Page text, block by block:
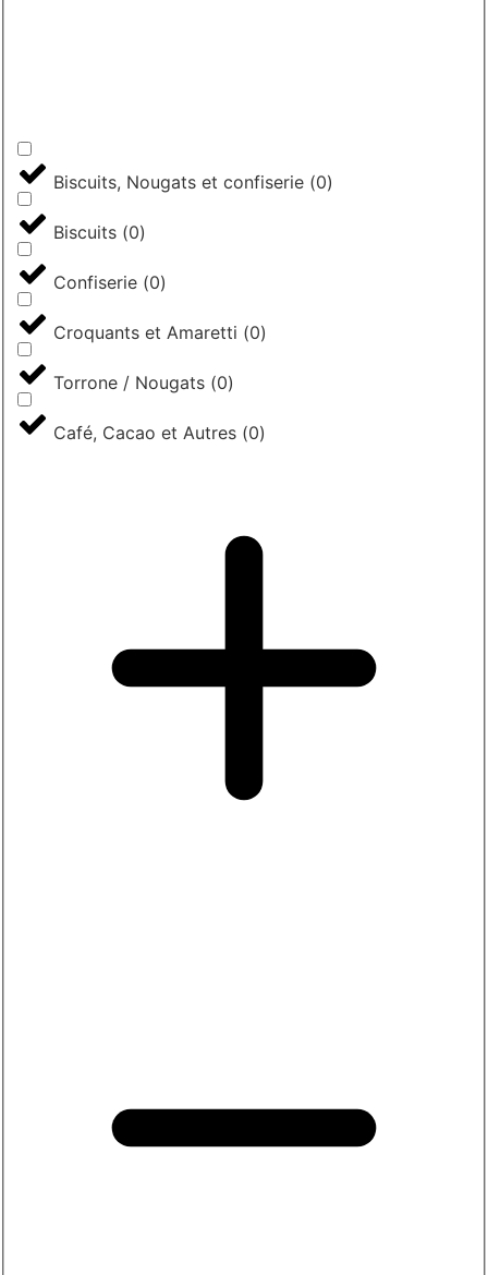
Biscuits, Nougats et confiserie (0)
Biscuits (0)
Confiserie (0)
Croquants et Amaretti (0)
Torrone / Nougats (0)
Café, Cacao et Autres (0)